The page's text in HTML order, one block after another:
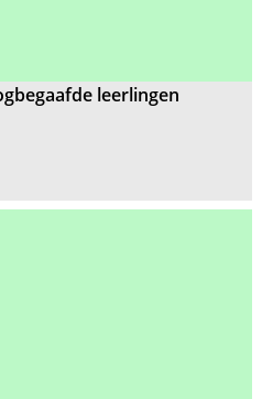
leerlingen